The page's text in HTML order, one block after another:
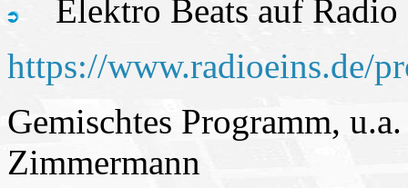
Elektro Beats auf Radio
https://www.radioeins.de/
Gemischtes Programm,
Zimmermann